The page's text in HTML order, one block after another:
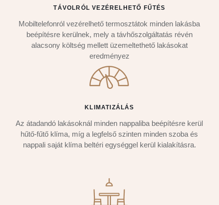
TÁVOLRÓL VEZÉRELHETŐ FŰTÉS
Mobiltelefonról vezérelhető termosztátok minden lakásba
beépítésre kerülnek, mely a távhőszolgáltatás révén
alacsony költség mellett üzemeltethető lakásokat
eredményez
KLIMATIZÁLÁS
Az átadandó lakásoknál minden nappaliba beépítésre kerül
hűtő-fűtő klíma, míg a legfelső szinten minden szoba és
nappali saját klíma beltéri egységgel kerül kialakításra.